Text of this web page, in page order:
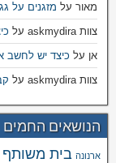
מאור על מזגנים על
צוות askmydira
על
אן על כיצד יש לחשב
צוות askmydira
על
הנושאים החמים
ארנונה בית משותף